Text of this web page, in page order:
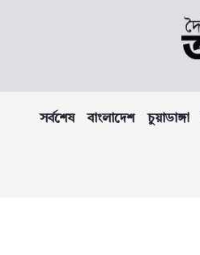
সর্বশেষ বাংলাদেশ চুয়াডাঙ্গা